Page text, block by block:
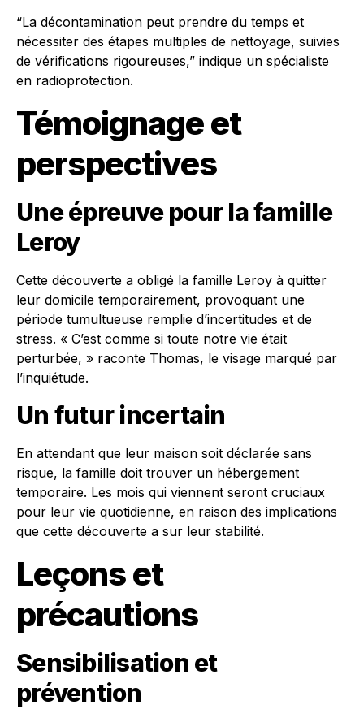
“La décontamination peut prendre du temps et
nécessiter des étapes multiples de nettoyage, suivies
de vérifications rigoureuses,” indique un spécialiste
en radioprotection.
Témoignage et
perspectives
Une épreuve pour la famille
Leroy
Cette découverte a obligé la famille Leroy à quitter
leur domicile temporairement, provoquant une
période tumultueuse remplie d’incertitudes et de
stress. « C’est comme si toute notre vie était
perturbée, » raconte Thomas, le visage marqué par
l’inquiétude.
Un futur incertain
En attendant que leur maison soit déclarée sans
risque, la famille doit trouver un hébergement
temporaire. Les mois qui viennent seront cruciaux
pour leur vie quotidienne, en raison des implications
que cette découverte a sur leur stabilité.
Leçons et
précautions
Sensibilisation et
prévention